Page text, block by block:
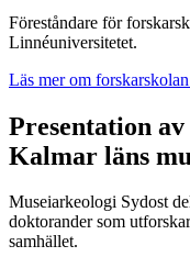
Föreståndare för
Linnéuniversitetet.
Läs mer om
Presentation
Kalmar läns
Museiarkeologi Sydost
doktorander som
samhället.